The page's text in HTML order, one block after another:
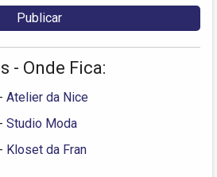
- Onde Fica:
- Atelier da Nice
- Studio Moda
- Kloset da Fran